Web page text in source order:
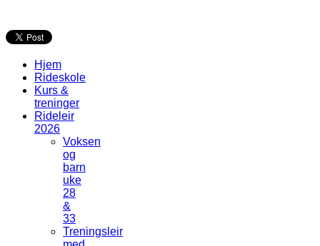
Hjem
Rideskole
Kurs &
treninger
Rideleir
2026
Voksen
og
barn
uke
28
&
33
Treningsleir